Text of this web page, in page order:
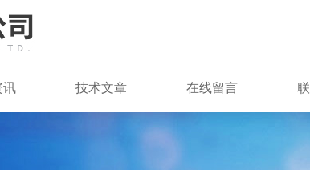
讯 技术文章 在线留言